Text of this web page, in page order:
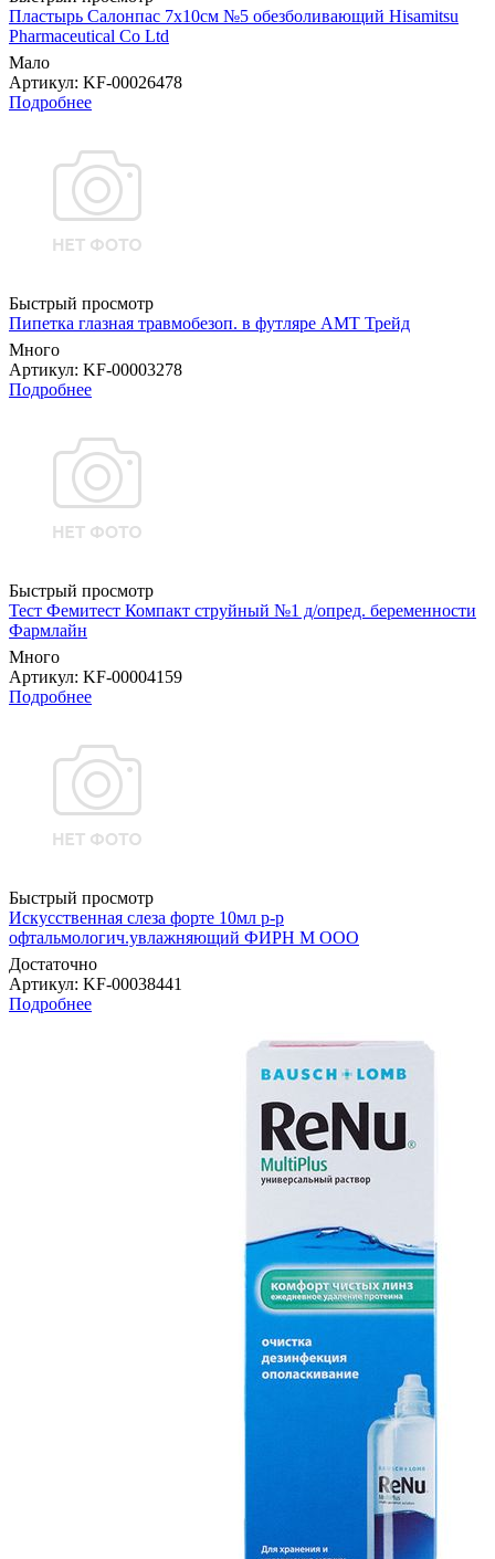
Пластырь Салонпас 7х10см №5 обезболивающий Hisamitsu
Pharmaceutical Co Ltd
Мало
Артикул: KF-00026478
Подробнее
Быстрый просмотр
Пипетка глазная травмобезоп. в футляре АМТ Трейд
Много
Артикул: KF-00003278
Подробнее
Быстрый просмотр
Тест Фемитест Компакт струйный №1 д/опред. беременности
Фармлайн
Много
Артикул: KF-00004159
Подробнее
Быстрый просмотр
Искусственная слеза форте 10мл р-р
офтальмологич.увлажняющий ФИРН М ООО
Достаточно
Артикул: KF-00038441
Подробнее